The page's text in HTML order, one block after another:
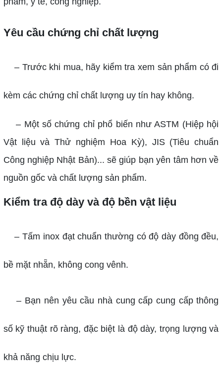
Yêu cầu chứng chỉ chất lượng
– Trước khi mua, hãy kiểm tra xem sản phẩm có đi
kèm các chứng chỉ chất lượng uy tín hay không.
– Một số chứng chỉ phổ biến như ASTM (Hiệp hội
Vật liệu và Thử nghiệm Hoa Kỳ), JIS (Tiêu chuẩn
Công nghiệp Nhật Bản)... sẽ giúp bạn yên tâm hơn về
nguồn gốc và chất lượng sản phẩm.
Kiểm tra độ dày và độ bền vật liệu
–Tấm inox đạt chuẩn thường có độ dày đồng đều,
bề mặt nhẵn, không cong vênh.
– Bạn nên yêu cầu nhà cung cấp cung cấp thông
số kỹ thuật rõ ràng, đặc biệt là độ dày, trọng lượng và
khả năng chịu lực.